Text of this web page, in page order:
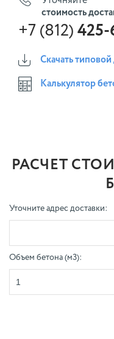
стоимость
+7 (812) 425-
Скачать
Калькулятор
РАСЧЕТ
Уточните адрес доставки:
Объем бетона (м3):